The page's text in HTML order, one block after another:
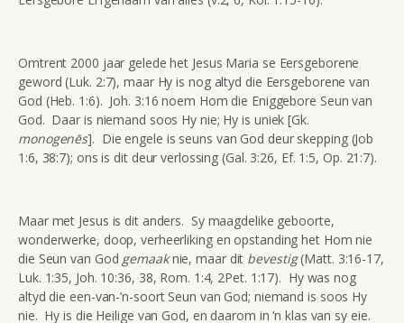
Omtrent 2000 jaar gelede het Jesus Maria se Eersgeborene
geword (Luk. 2:7), maar Hy is nog altyd die Eersgeborene van
God (Heb. 1:6). Joh. 3:16 noem Hom die Eniggebore Seun van
God. Daar is niemand soos Hy nie; Hy is uniek [Gk.
monogenēs]. Die engele is seuns van God deur skepping (Job
1:6, 38:7); ons is dit deur verlossing (Gal. 3:26, Ef. 1:5, Op. 21:7).
Maar met Jesus is dit anders. Sy maagdelike geboorte,
wonderwerke, doop, verheerliking en opstanding het Hom nie
die Seun van God gemaaknie, maar dit bevestig(Matt. 3:16-17,
Luk. 1:35, Joh. 10:36, 38, Rom. 1:4, 2Pet. 1:17). Hy was nog
altyd die een-van-‘n-soort Seun van God; niemand is soos Hy
nie. Hy is die Heilige van God, en daarom in ‘n klas van sy eie.